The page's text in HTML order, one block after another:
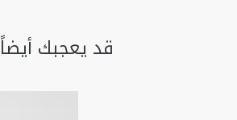
قد يعجبك أيضاً